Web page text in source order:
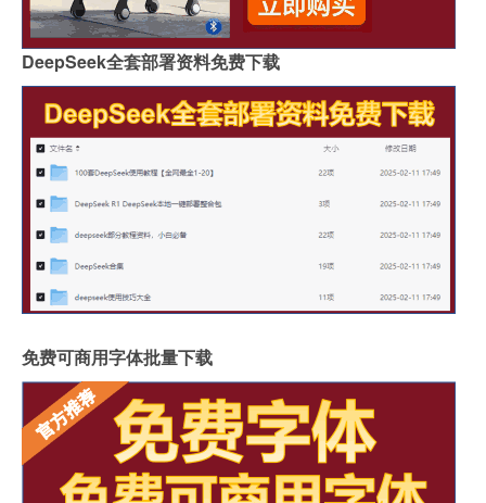
DeepSeek全套部署资料免费下载
免费可商用字体批量下载